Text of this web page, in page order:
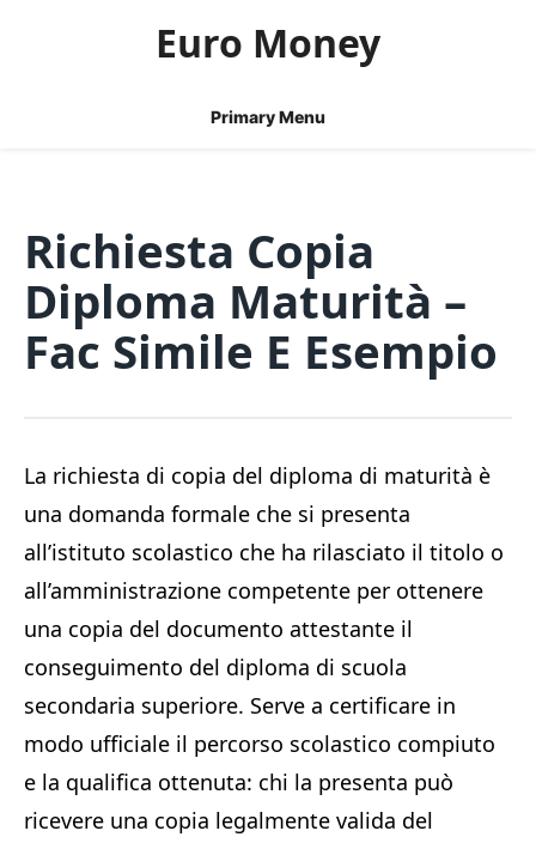
Euro Money
Primary Menu
Richiesta Copia
Diploma Maturità​ –
Fac Simile E Esempio
La richiesta di copia del diploma di maturità è
una domanda formale che si presenta
all’istituto scolastico che ha rilasciato il titolo o
all’amministrazione competente per ottenere
una copia del documento attestante il
conseguimento del diploma di scuola
secondaria superiore. Serve a certificare in
modo ufficiale il percorso scolastico compiuto
e la qualifica ottenuta: chi la presenta può
ricevere una copia legalmente valida del